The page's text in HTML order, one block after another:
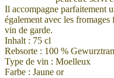
Il accompagne parfaitement
également avec les
vin de garde.
Inhalt : 75 cl
Rebsorte : 100 %
Type de vin : Moelleux
Farbe : Jaune or